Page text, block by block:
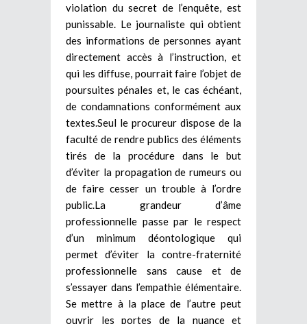
violation du secret de l’enquête, est
punissable. Le journaliste qui obtient
des informations de personnes ayant
directement accès à l’instruction, et
qui les diffuse, pourrait faire l’objet de
poursuites pénales et, le cas échéant,
de condamnations conformément aux
textes.Seul le procureur dispose de la
faculté de rendre publics des éléments
tirés de la procédure dans le but
d’éviter la propagation de rumeurs ou
de faire cesser un trouble à l’ordre
public.La grandeur d’âme
professionnelle passe par le respect
d’un minimum déontologique qui
permet d’éviter la contre-fraternité
professionnelle sans cause et de
s’essayer dans l’empathie élémentaire.
Se mettre à la place de l’autre peut
ouvrir les portes de la nuance et